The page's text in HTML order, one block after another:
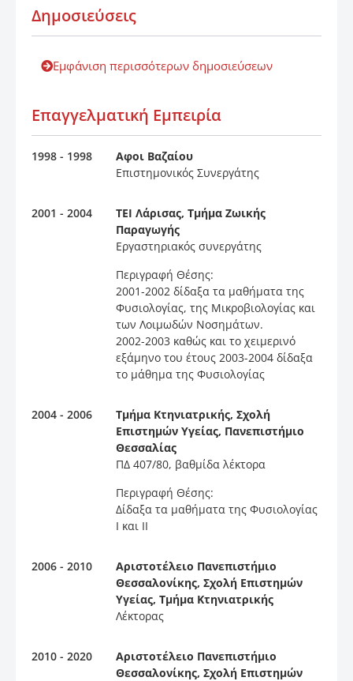
Δημοσιεύσεις
Εμφάνιση περισσότερων δημοσιεύσεων
Επαγγελματική Εμπειρία
1998 - 1998
Αφοι Βαζαίου
Επιστημονικός Συνεργάτης
2001 - 2004
ΤΕΙ Λάρισας, Τμήμα Ζωικής
Παραγωγής
Εργαστηριακός συνεργάτης
Περιγραφή Θέσης:
2001-2002 δίδαξα τα μαθήματα της
Φυσιολογίας, της Mικροβιολογίας και
των Λοιμωδών Nοσημάτων.
2002-2003 καθώς και το χειμερινό
εξάμηνο του έτους 2003-2004 δίδαξα
το μάθημα της Φυσιολογίας
2004 - 2006
Τμήμα Κτηνιατρικής, Σχολή
Επιστημών Υγείας, Πανεπιστήμιο
Θεσσαλίας
ΠΔ 407/80, βαθμίδα λέκτορα
Περιγραφή Θέσης:
Δίδαξα τα μαθήματα της Φυσιολογίας
Ι και ΙΙ
2006 - 2010
Αριστοτέλειο Πανεπιστήμιο
Θεσσαλονίκης, Σχολή Επιστημών
Υγείας, Τμήμα Κτηνιατρικής
Λέκτορας
2010 - 2020
Αριστοτέλειο Πανεπιστήμιο
Θεσσαλονίκης, Σχολή Επιστημών